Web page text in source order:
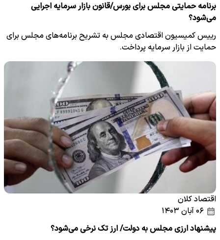
برنامه حمایتی مجلس برای بورس/قانون بازار سرمایه اجرایی
می‌شود؟
رییس کمیسیون اقتصادی مجلس به تشریح برنامه‌های مجلس برای
حمایت از بازار سرمایه پرداخت.
اقتصاد کلان
پیشنهاد ارزی مجلس به دولت/ ارز تک نرخی می‌شود؟